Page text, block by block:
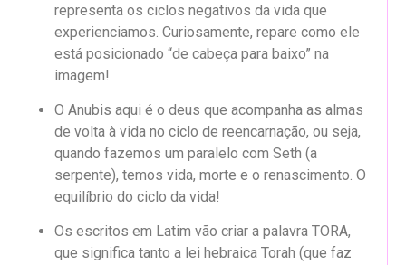
representa os ciclos negativos da vida que
experienciamos. Curiosamente, repare como ele
está posicionado “de cabeça para baixo” na
imagem!
O Anubis aqui é o deus que acompanha as almas
de volta à vida no ciclo de reencarnação, ou seja,
quando fazemos um paralelo com Seth (a
serpente), temos vida, morte e o renascimento. O
equilíbrio do ciclo da vida!
Os escritos em Latim vão criar a palavra TORA,
que significa tanto a lei hebraica Torah (que faz